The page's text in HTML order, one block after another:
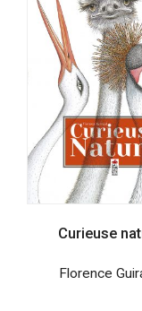
Curieuse
Florence